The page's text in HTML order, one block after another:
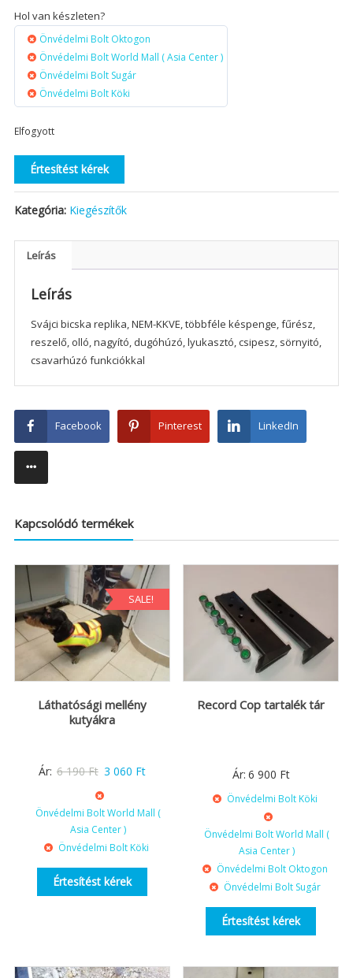
Hol van készleten?
Önvédelmi Bolt Oktogon
Önvédelmi Bolt World Mall ( Asia Center )
Önvédelmi Bolt Sugár
Önvédelmi Bolt Köki
Elfogyott
Értesítést kérek
Kategória: Kiegészítők
Leírás
Leírás
Svájci bicska replika, NEM-KKVE, többféle késpenge, fűrész,
reszelő, olló, nagyító, dugóhúzó, lyukasztó, csipesz, sörnyitó,
csavarhúzó funkciókkal
Facebook Pinterest LinkedIn
Kapcsolódó termékek
SALE!
Láthatósági mellény
kutyákra
Ár: 6 190Ft Original
price
was:
6
190 Ft.
3 060 FtCurrent
is:
060 Ft.
Önvédelmi Bolt World Mall (
Asia Center )
Önvédelmi Bolt Köki
Értesítést kérek
Record Cop tartalék tár
Ár: 6 900 Ft
Önvédelmi Bolt Köki
Önvédelmi Bolt World Mall (
Asia Center )
Önvédelmi Bolt Oktogon
Önvédelmi Bolt Sugár
Értesítést kérek